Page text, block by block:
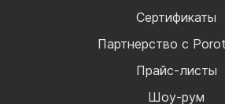
Сертификаты
Партнерство с
Прайс-листы
Шоу-рум